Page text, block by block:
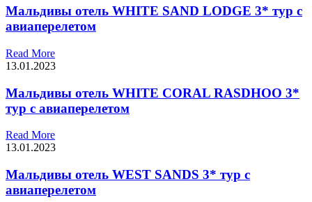
Мальдивы отель WHITE SAND LODGE 3* тур с
авиаперелетом
Read More
13.01.2023
Мальдивы отель WHITE CORAL RASDHOO 3*
тур с авиаперелетом
Read More
13.01.2023
Мальдивы отель WEST SANDS 3* тур с
авиаперелетом